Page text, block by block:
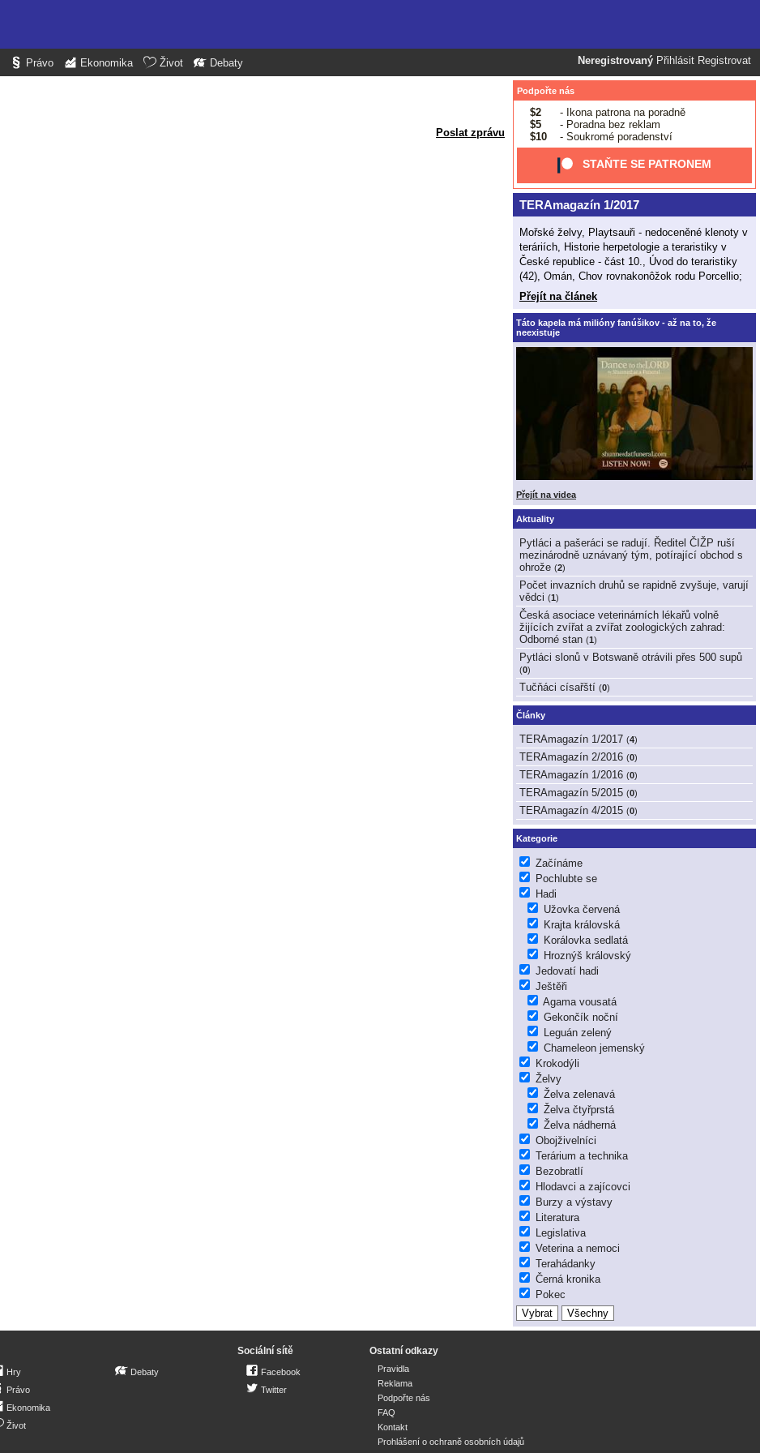
Neregistrovaný Přihlásit Registrovat
Právo Ekonomika Život Debaty
Poslat zprávu
Podpořte nás
$2
- Ikona patrona na poradně
$5
- Poradna bez reklam
$10
- Soukromé poradenství
STAŇTE SE PATRONEM
TERAmagazín 1/2017
Mořské želvy, Playtsauři - nedoceněné klenoty v
teráriích, Historie herpetologie a teraristiky v
České republice - část 10., Úvod do teraristiky
(42), Omán, Chov rovnakonôžok rodu Porcellio;
Přejít na článek
Táto kapela má milióny fanúšikov - až na to, že
neexistuje
Přejít na videa
Aktuality
Pytláci a pašeráci se radují. Ředitel ČIŽP ruší
mezinárodně uznávaný tým, potírající obchod s
ohrože (2)
Počet invazních druhů se rapidně zvyšuje, varují
vědci (1)
Česká asociace veterinárních lékařů volně
žijících zvířat a zvířat zoologických zahrad:
Odborné stan (1)
Pytláci slonů v Botswaně otrávili přes 500 supů
(0)
Tučňáci císařští (0)
Články
TERAmagazín 1/2017 (4)
TERAmagazín 2/2016 (0)
TERAmagazín 1/2016 (0)
TERAmagazín 5/2015 (0)
TERAmagazín 4/2015 (0)
Kategorie
Začínáme
Pochlubte se
Hadi
Užovka červená
Krajta královská
Korálovka sedlatá
Hroznýš královský
Jedovatí hadi
Ještěři
Agama vousatá
Gekončík noční
Leguán zelený
Chameleon jemenský
Krokodýli
Želvy
Želva zelenavá
Želva čtyřprstá
Želva nádherná
Obojživelníci
Terárium a technika
Bezobratlí
Hlodavci a zajícovci
Burzy a výstavy
Literatura
Legislativa
Veterina a nemoci
Terahádanky
Černá kronika
Pokec
Hry
Právo
Ekonomika
Život
Debaty
Sociální sítě
Facebook
Twitter
Ostatní odkazy
Pravidla
Reklama
Podpořte nás
FAQ
Kontakt
Prohlášení o ochraně osobních údajů